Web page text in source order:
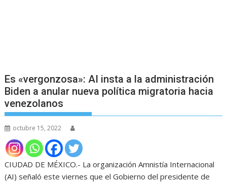
Es «vergonzosa»: AI insta a la administración
Biden a anular nueva política migratoria hacia
venezolanos
octubre 15, 2022
CIUDAD DE MÉXICO.- La organización Amnistía Internacional
(AI) señaló este viernes que el Gobierno del presidente de